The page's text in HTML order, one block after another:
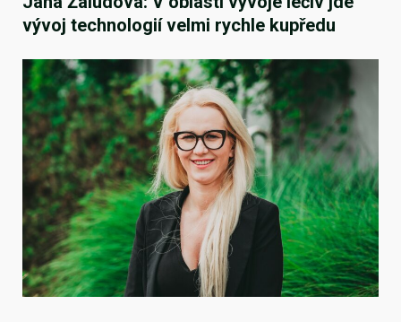
vývoj technologií velmi rychle kupředu